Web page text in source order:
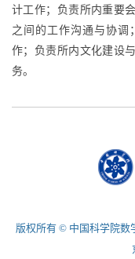
计工作；负责所内重要
之间的工作沟通与协调
作；负责所内文化建设
务。
版权所有 © 中国科学院数